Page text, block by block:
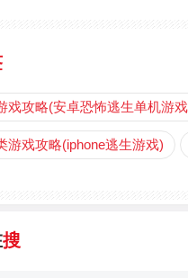
戏攻略(安卓恐怖逃生单机游
游戏攻略(iphone逃生游戏)
搜